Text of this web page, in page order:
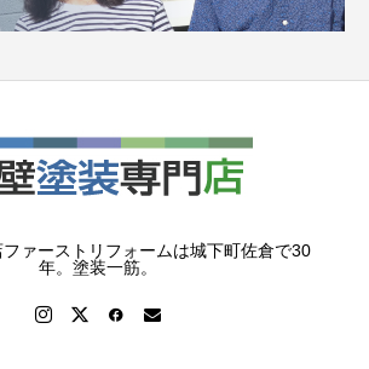
ァーストリフォームは城下町佐倉で30
年。塗装一筋。